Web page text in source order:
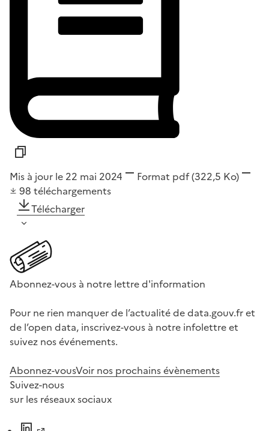
Mis à jour le 22 mai 2024 Format pdf(322,5 Ko)
98 téléchargements
Télécharger
Abonnez-vous à notre lettre d'information
Pour ne rien manquer de l’actualité de data.gouv.fr et
de l’open data, inscrivez-vous à notre infolettre et
suivez nos événements.
Abonnez-vousVoir nos prochains évènements
Suivez-nous
sur les réseaux sociaux